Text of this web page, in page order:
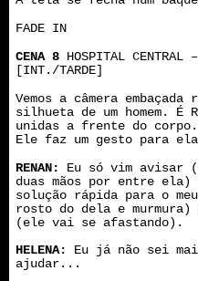
FADE IN
CENA 8 HOSPITAL CENTRAL
[INT./TARDE]
Vemos a câmera
silhueta de um homem. É
unidas a frente do
Ele faz um gesto para
RENAN:
Eu só vim avisar
duas mãos por entre ela)
solução rápida para o
rosto do dela e
(ele vai se afastando).
HELENA:
Eu já não sei
ajudar...